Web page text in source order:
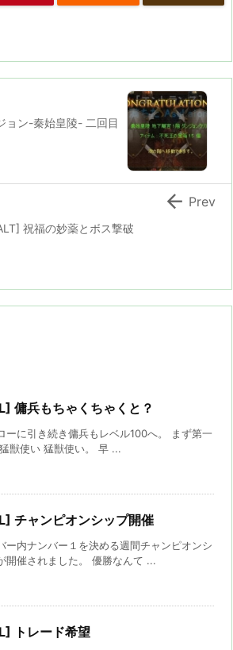
ョン-秦始皇陵- 二回目
祝福の妙薬とボス撃破
 Prev
傭兵もちゃくちゃくと？
ーに引き続き傭兵もレベル100へ。 まず第一
獣使い 猛獣使い。 早 ...
チャンピオンシップ開催
ー内ナンバー１を決める週間チャンピオンシ
開催されました。 優勝なんて ...
トレード希望